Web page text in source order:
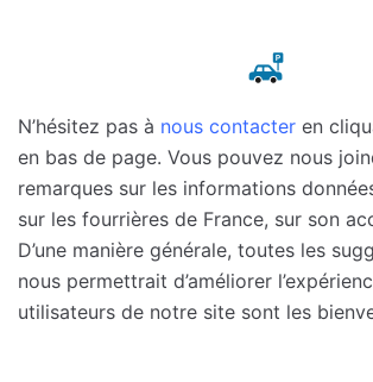
N’hésitez pas à nous contacter en
en bas de page. Vous pouvez nous
remarques sur les informations
sur les fourrières de France, sur son
D’une manière générale, toutes les
nous permettrait d’améliorer
utilisateurs de notre site sont les